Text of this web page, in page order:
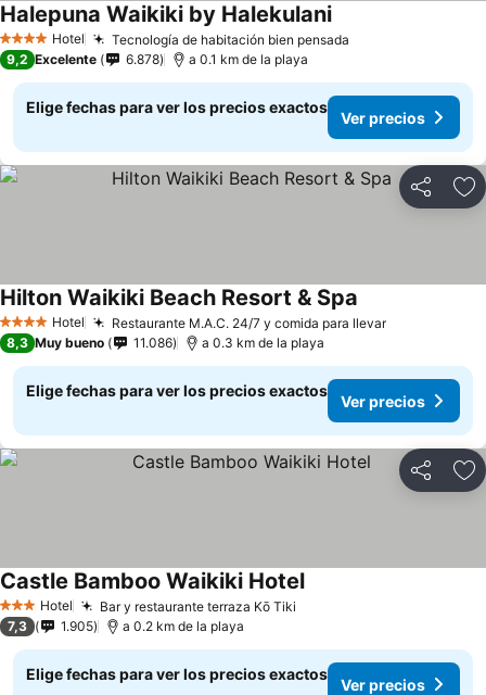
4 EstrellasHotel Tecnología de habitación bien pensada
Halepuna Waikiki by Halekulani
9,2 Excelente 6.878 a 0.1 km de la playa
Elige fechas para ver los precios exactos
Ver precios
Compartir
4 EstrellasHotel Restaurante M.A.C. 24/7 y comida para llevar
Hilton Waikiki Beach Resort & Spa
8,3 Muy bueno 11.086 a 0.3 km de la playa
Elige fechas para ver los precios exactos
Ver precios
Compartir
3 Estrellas
Hotel Bar y restaurante terraza Kō Tiki
Castle Bamboo Waikiki Hotel
7,3 1.905 a 0.2 km de la playa
Elige fechas para ver los precios exactos
Ver precios